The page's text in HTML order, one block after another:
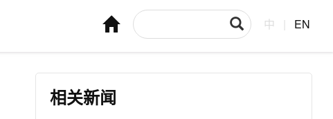
中 EN
相关新闻